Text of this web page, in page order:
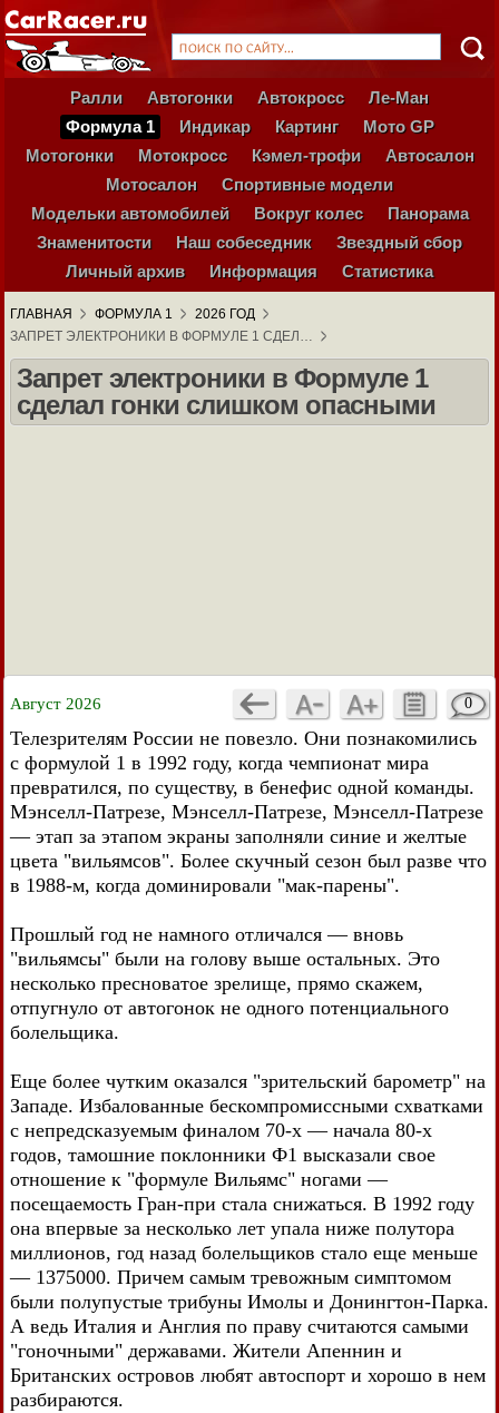
Ралли Автогонки Автокросс
Ле-Ман
Формула 1
Индикар Картинг
Мото GP
Мотогонки
Мотокросс Кэмел-трофи
Автосалон
Мотосалон
Спортивные модели
Модельки автомобилей
Вокруг колес
Панорама
Знаменитости
Наш собеседник
Звездный сбор
Личный архив
Информация Статистика
ГЛАВНАЯ ФОРМУЛА 1
2026 ГОД
ЗАПРЕТ ЭЛЕКТРОНИКИ В ФОРМУЛЕ 1 СДЕЛ…
Запрет электроники в Формуле 1
сделал гонки слишком опасными
Август 2026 0
Телезрителям России не повезло. Они познакомились
с формулой 1 в 1992 году, когда чемпионат мира
превратился, по существу, в бенефис одной команды.
Мэнселл-Патрезе, Мэнселл-Патрезе, Мэнселл-Патрезе
— этап за этапом экраны заполняли синие и желтые
цвета "вильямсов". Более скучный сезон был разве что
в 1988-м, когда доминировали "мак-парены".
Прошлый год не намного отличался — вновь
"вильямсы" были на голову выше остальных. Это
несколько пресноватое зрелище, прямо скажем,
отпугнуло от автогонок не одного потенциального
болельщика.
Еще более чутким оказался "зрительский барометр" на
Западе. Избалованные бескомпромиссными схватками
с непредсказуемым финалом 70-х — начала 80-х
годов, тамошние поклонники Ф1 высказали свое
отношение к "формуле Вильямс" ногами —
посещаемость Гран-при стала снижаться. В 1992 году
она впервые за несколько лет упала ниже полутора
миллионов, год назад болельщиков стало еще меньше
— 1375000. Причем самым тревожным симптомом
были полупустые трибуны Имолы и Донингтон-Парка.
А ведь Италия и Англия по праву считаются самыми
"гоночными" державами. Жители Апеннин и
Британских островов любят автоспорт и хорошо в нем
разбираются.